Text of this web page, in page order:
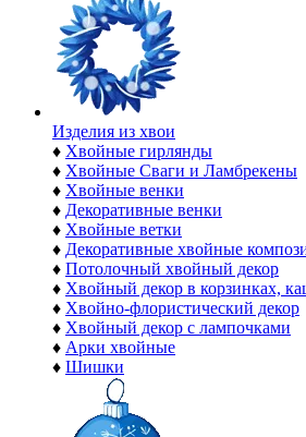
Изделия из хвои
♦ Хвойные гирлянды
♦ Хвойные Сваги и Ламбрекены
♦ Хвойные венки
♦ Декоративные венки
♦ Хвойные ветки
♦ Декоративные хвойные
♦ Потолочный хвойный декор
♦ Хвойный декор в корзинках,
♦ Хвойно-флористический декор
♦ Хвойный декор с лампочками
♦ Арки хвойные
♦ Шишки